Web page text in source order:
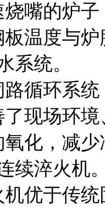
嘴的炉
板温度与
系统。
循环系
现场环
化，减
续淬火机
优于传